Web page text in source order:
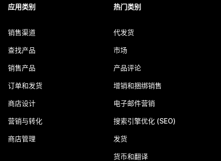
应用类别
销售渠道
查找产品
销售产品
订单和发货
商店设计
营销与转化
商店管理
热门类别
代发货
市场
产品评论
增销和捆绑销售
电子邮件营销
搜索引擎优化 (SEO)
发货
货币和翻译